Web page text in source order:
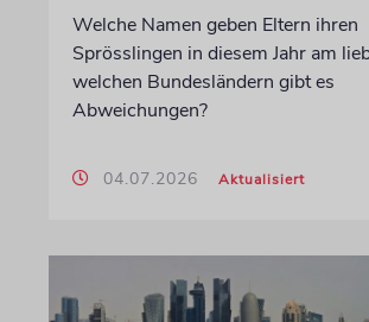
Welche Namen geben Eltern ihren
Sprösslingen in diesem Jahr am
welchen Bundesländern gibt es
Abweichungen?
04.07.2026 Aktualisiert